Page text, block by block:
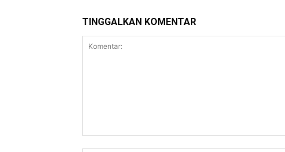
TINGGALKAN KOMENTAR